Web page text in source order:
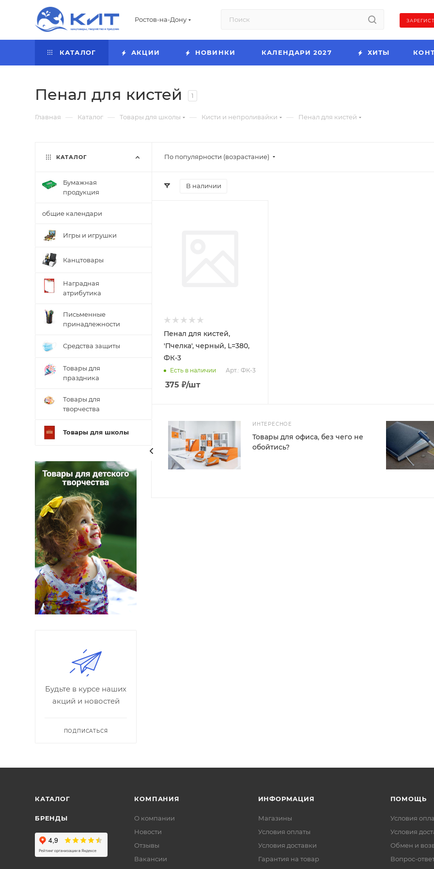
Ростов-на-Дону
КАТАЛОГ АКЦИИ НОВИНКИ КАЛЕНДАРИ 2027 ХИТЫ
Пенал для кистей 1
Главная — Каталог — Товары для школы — Кисти и непроливайки — Пенал для кистей
По популярности (возрастание)
В наличии
Пенал для кистей,
'Пчелка', черный, L=380,
ФК-3
Есть в наличии Арт.: ФК-3
375 ₽/шт
ИНТЕРЕСНОЕ
Товары для офиса, без чего не
обойтись?
КАТАЛОГ
Бумажная
продукция
общие календари
Игры и игрушки
Канцтовары
Наградная
атрибутика
Письменные
принадлежности
Средства защиты
Товары для
праздника
Товары для
творчества
Товары для школы
Будьте в курсе наших
акций и новостей
ПОДПИСАТЬСЯ
КАТАЛОГ
БРЕНДЫ
КОМПАНИЯ
О компании
Новости
Отзывы
Вакансии
ИНФОРМАЦИЯ
Магазины
Условия оплаты
Условия доставки
Гарантия на товар
ПОМОЩЬ
Условия
Условия
Обмен и
Вопрос-